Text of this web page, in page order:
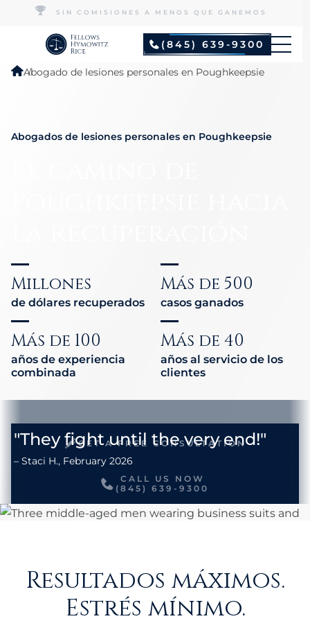
SIN COMISIONES A MENOS QUE GANEMOS
(845) 639-9300
Abogado de lesiones personales en Poughkeepsie
Abogados de lesiones personales en Poughkeepsie
Millones
de dólares recuperados
Más de 500
casos ganados
Más de 100
años de experiencia
combinada
Más de 40
años al servicio de los
clientes
GET A FREE CONSULTATION
CALL US NOW
(845) 639-9300
Resultados máximos.
Estrés mínimo.